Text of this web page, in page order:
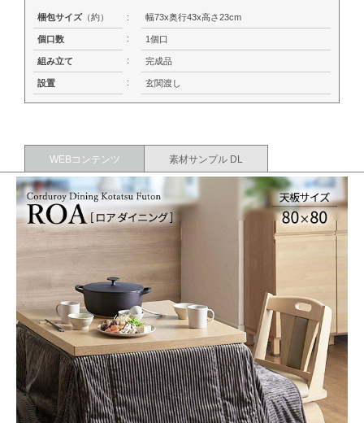
梱包サイズ（約） : 幅73x奥行43x高さ23cm
個口数 : 1個口
組み立て : 完成品
設置 : 玄関渡し
WEBコンテンツ 素材サンプル DL